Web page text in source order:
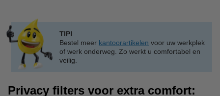
TIP!
Bestel meer kantoorartikelen voor uw werkplek
of werk onderweg. Zo werkt u comfortabel en
veilig.
Privacy filters voor extra comfort: